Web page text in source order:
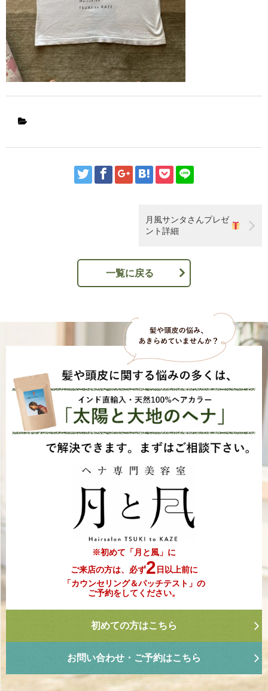
月風サンタさんプレゼ
ント詳細
一覧に戻る
※初めて「月と風」に
ご来店の方は、必ず2 日以上前に
「カウンセリング＆パッチテスト」の
ご予約をしてください。
初めての方はこちら
お問い合わせ・ご予約はこちら